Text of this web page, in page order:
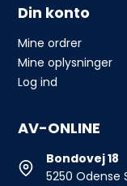
Din konto
Mine ordrer
Mine oplysninger
Log ind
AV-ONLINE
Bondovej 18
5250 Odense